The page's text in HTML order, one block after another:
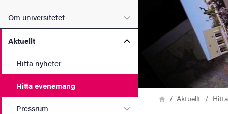
Om universitetet Undermeny för Om
Aktuellt Undermeny för Aktuellt
Hitta nyheter
Hitta evenemang
Pressrum Undermeny för Pressrum
LänkstigHemAktuellt